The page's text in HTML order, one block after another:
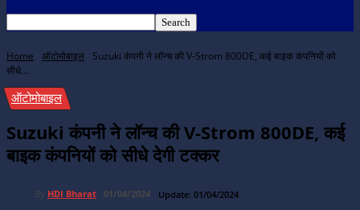
Home ऑटोमोबाइल
Suzuki कंपनी ने लॉन्च की V-Strom 800DE, कई बाइक कंपनियों को
सीधे...
ऑटोमोबाइल
Suzuki कंपनी ने लॉन्च की V-Strom 800DE, कई
बाइक कंपनियों को सीधे देगी टक्कर
By HDI Bharat 01/04/2024 Update: 01/04/2024